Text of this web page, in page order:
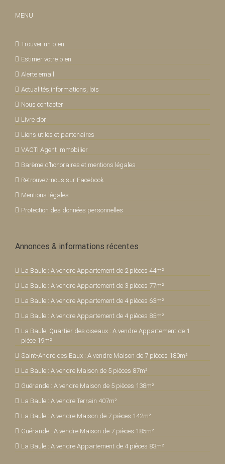
MENU
Trouver un bien
Estimer votre bien
Alerte email
Actualités,informations, lois
Nous contacter
Livre d’or
Liens utiles et partenaires
VACTI Agent immobilier
Barème d’honoraires et mentions légales
Retrouvez-nous sur Facebook
Mentions légales
Protection des données personnelles
Annonces & informations récentes
La Baule : A vendre Appartement de 2 pièces 44m²
La Baule : A vendre Appartement de 3 pièces 77m²
La Baule : A vendre Appartement de 4 pièces 63m²
La Baule : A vendre Appartement de 4 pièces 85m²
La Baule, Quartier des oiseaux : A vendre Appartement de 1
pièce 19m²
Saint-André des Eaux : A vendre Maison de 7 pièces 180m²
La Baule : A vendre Maison de 5 pièces 87m²
Guérande : A vendre Maison de 5 pièces 138m²
La Baule : A vendre Terrain 407m²
La Baule : A vendre Maison de 7 pièces 142m²
Guérande : A vendre Maison de 7 pièces 185m²
La Baule : A vendre Appartement de 4 pièces 83m²